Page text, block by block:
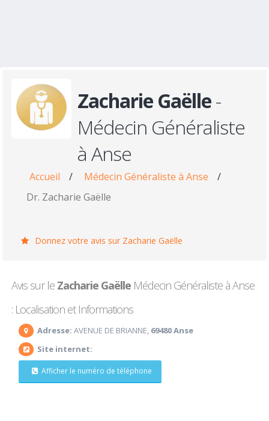
Zacharie Gaëlle-
Médecin Généraliste
à Anse
Accueil / Médecin Généraliste à Anse
/
Dr. Zacharie Gaëlle
Donnez votre avis sur Zacharie Gaëlle
Avis sur le Zacharie Gaëlle Médecin Généraliste à Anse
: Localisation et Informations
Adresse: AVENUE DE BRIANNE, 69480 Anse
Site internet:
Afficher le numéro de téléphone